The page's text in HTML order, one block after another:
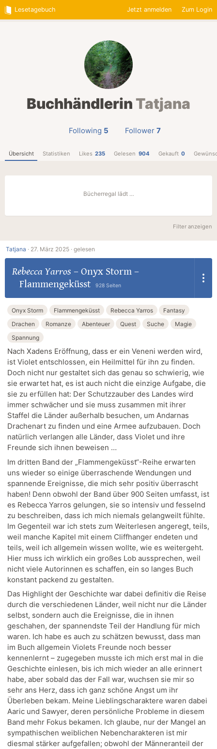
Lesetagebuch Jetzt anmelden Zum Login
Buchhändlerin Tatjana
Following 5 Follower 7
Übersicht Statistiken Likes 235 Gelesen 904 Gekauft 0
Bücherregal lädt …
Filter anzeigen
Tatjana · 27. März 2025 · gelesen
Rebecca Yarros – Onyx Storm –
Flammengeküsst
928 Seiten
Onyx Storm Flammengeküsst Rebecca Yarros
Fantasy
Drachen
Romanze Abenteuer Quest Suche
Magie
Spannung
Nach Xadens Eröffnung, dass er ein Veneni werden wird,
ist Violet entschlossen, ein Heilmittel für ihn zu finden.
Doch nicht nur gestaltet sich das genau so schwierig, wie
sie erwartet hat, es ist auch nicht die einzige Aufgabe, die
sie zu erfüllen hat: Der Schutzzauber des Landes wird
immer schwächer und sie muss zusammen mit ihrer
Staffel die Länder außerhalb besuchen, um Andarnas
Drachenart zu finden und eine Armee aufzubauen. Doch
natürlich verlangen alle Länder, dass Violet und ihre
Freunde sich ihnen beweisen …
Im dritten Band der „Flammengeküsst“-Reihe erwarten
uns wieder so einige überraschende Wendungen und
spannende Ereignisse, die mich sehr positiv überrascht
haben! Denn obwohl der Band über 900 Seiten umfasst, ist
es Rebecca Yarros gelungen, sie so intensiv und fesselnd
zu beschreiben, dass ich mich niemals gelangweilt fühlte.
Im Gegenteil war ich stets zum Weiterlesen angeregt, teils,
weil manche Kapitel mit einem Cliffhanger endeten und
teils, weil ich allgemein wissen wollte, wie es weitergeht.
Hier muss ich wirklich ein großes Lob aussprechen, weil
nicht viele Autorinnen es schaffen, ein so langes Buch
konstant packend zu gestalten.
Das Highlight der Geschichte war dabei definitiv die Reise
durch die verschiedenen Länder, weil nicht nur die Länder
selbst, sondern auch die Ereignisse, die in ihnen
geschahen, der spannendste Teil der Handlung für mich
waren. Ich habe es auch zu schätzen bewusst, dass man
im Buch allgemein Violets Freunde noch besser
kennenlernt – zugegeben musste ich mich erst mal in die
Geschichte einlesen, bis ich mich wieder an alle erinnert
habe, aber sobald das der Fall war, wuchsen sie mir so
sehr ans Herz, dass ich ganz schöne Angst um ihr
Überleben bekam. Meine Lieblingscharaktere waren dabei
Aaric und Sawyer, deren persönliche Probleme in diesem
Band mehr Fokus bekamen. Ich glaube, nur der Mangel an
sympathischen weiblichen Nebencharakteren ist mir
diesmal stärker aufgefallen; obwohl der Männeranteil der